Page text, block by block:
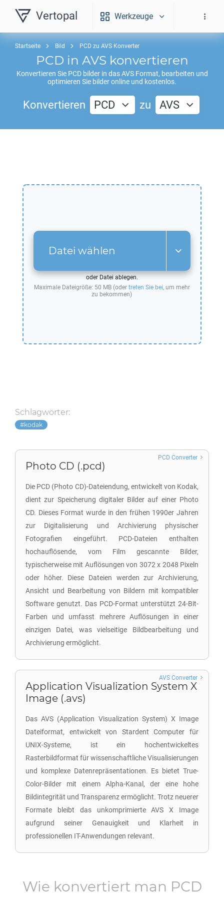
Vertopal Werkzeuge
Startseite Bild PCD zu AVS Konverter
PCD in AVS konvertieren
Konvertieren Sie PCDbilder in dasAVSFormat, bearbeiten und
optimieren Sie bilder online und kostenlos.
Konvertieren PCD zu AVS
Datei wählen
oder Datei ablegen.
Maximale Dateigröße: 50 MB (oder treten Sie bei, um mehr
zu bekommen)
Schlagwörter:
kodak
Photo CD (.pcd)
Die PCD (Photo CD)-Dateiendung, entwickelt von Kodak,
dient zur Speicherung digitaler Bilder auf einer Photo
CD. Dieses Format wurde in den frühen 1990er Jahren
zur Digitalisierung und Archivierung physischer
Fotografien eingeführt. PCD-Dateien enthalten
hochauflösende, vom Film gescannte Bilder,
typischerweise mit Auflösungen von 3072 x 2048 Pixeln
oder höher. Diese Dateien werden zur Archivierung,
Ansicht und Bearbeitung von Bildern mit kompatibler
Software genutzt. Das PCD-Format unterstützt 24-Bit-
Farben und umfasst mehrere Auflösungen in einer
einzigen Datei, was vielseitige Bildbearbeitung und
Archivierung ermöglicht.
PCD Converter
Application Visualization System X
Image (.avs)
Das AVS (Application Visualization System) X Image
Dateiformat, entwickelt von Stardent Computer für
UNIX-Systeme, ist ein hochentwickeltes
Rasterbildformat für wissenschaftliche Visualisierungen
und komplexe Datenrepräsentationen. Es bietet True-
Color-Bilder mit einem Alpha-Kanal, der eine hohe
Bildintegrität und Transparenz ermöglicht. Trotz neuerer
Formate bleibt das unkomprimierte AVS X Image
aufgrund seiner Genauigkeit und Klarheit in
professionellen IT-Anwendungen relevant.
AVS Converter
Wie konvertiert man PCD